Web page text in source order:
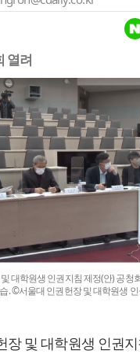
열려
대학원생 인권지침 제정(안) 공청
. ©서울대 인권헌장 및 대학원생
장 및 대학원생 인권